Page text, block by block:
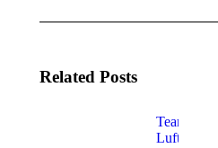
Related Posts
Teamarbeit